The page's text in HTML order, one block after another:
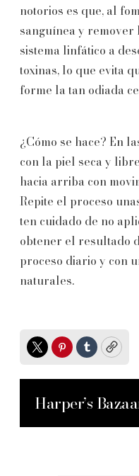
notorios es que, al
sanguínea y
sistema linfático a
toxinas, lo que evita
forme la tan odiada
¿Cómo se hace? En
con la piel seca y
hacia arriba con
Repite el proceso
ten cuidado de no
obtener el resultado
proceso diario y con
naturales.
TwitterPinterest
TumblrCopy
Harper’s